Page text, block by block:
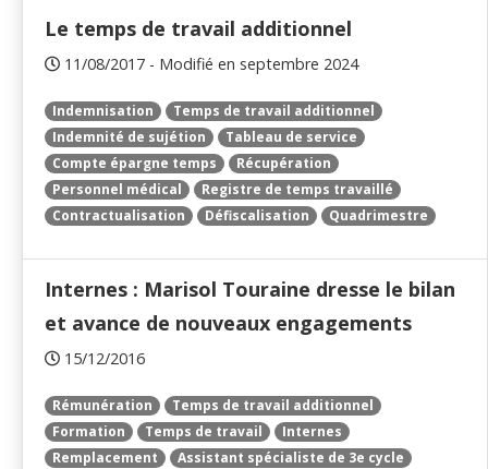
Le temps de travail additionnel
11/08/2017 - Modifié en septembre 2024
Indemnisation
Temps de travail additionnel
Indemnité de sujétion
Tableau de service
Compte épargne temps
Récupération
Personnel médical
Registre de temps travaillé
Contractualisation
Défiscalisation Quadrimestre
Internes : Marisol Touraine dresse le bilan
et avance de nouveaux engagements
15/12/2016
Rémunération
Temps de travail additionnel
Formation
Temps de travail
Internes
Remplacement
Assistant spécialiste de 3e cycle